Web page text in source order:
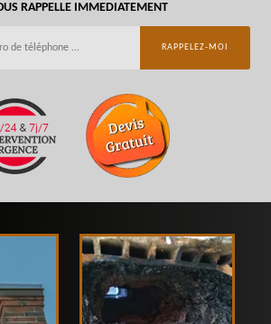
RAPPELLE IMMEDIATEMENT